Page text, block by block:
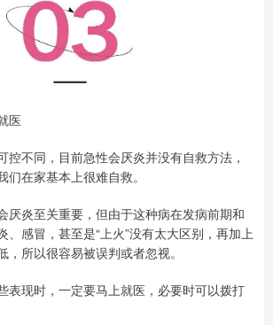
医
控不同，目前急性会厌炎并没有自救方法，
在家基本上很难自救。
厌炎至关重要，但由于这种病在发病前期和
、感冒，甚至是“上火”没有太大区别，再加上
所以很容易被误判或者忽视。
表现时，一定要马上就医，必要时可以拨打